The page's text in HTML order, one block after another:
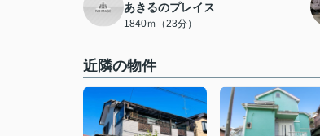
あきるのプレイス
1840ｍ（23分）
近隣の物件